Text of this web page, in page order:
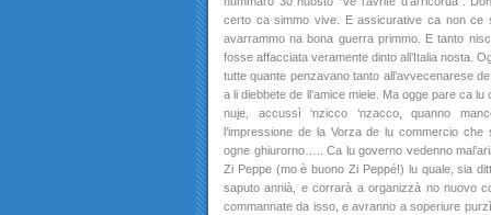
certo ca simmo vive. E assicurative ca non ce
avarrammo na bona guerra primmo. E tanto
fosse affacciata veramente dinto all’Italia nosta.
tutte quante penzavano tanto all’avvecenarese
a li diebbete de ll’amice mieie. Ma ogge pare ca
nuje, accussì ‘nzicco ‘nzacco, quanno
l’impressione de la Vorza de lu commercio
ogne ghiurorno….. Ca lu governo vedenno
Zi Peppe (mo è buono Zi Peppé!) lu quale, sia
saputo annià, e corrarà a organizzà no nuovo
commannate da isso, e avranno a soperiure